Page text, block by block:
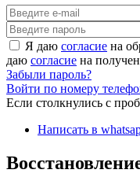
Я даю согласие на
даю согласие на
Забыли пароль?
Войти по номеру
Если столкнулись с
Написать в